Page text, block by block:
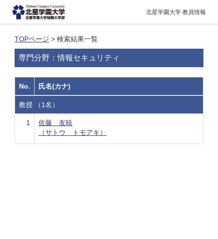
北星学園大学 教員情報
TOPページ > 検索結果一覧
専門分野：情報セキュリティ
No. 氏名(カナ)
教授 （1名）
1
佐藤 友暁
（サトウ トモアキ）